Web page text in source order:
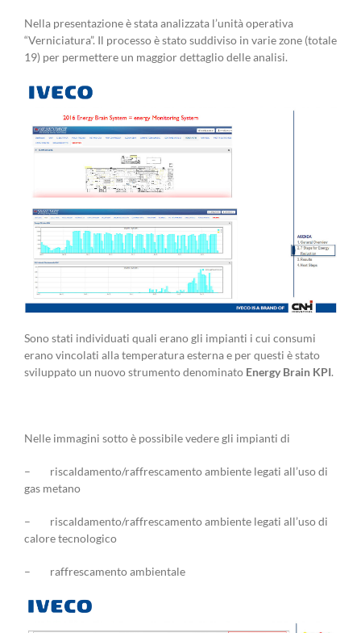
Nella presentazione è stata analizzata l’unità operativa
“Verniciatura”. Il processo è stato suddiviso in varie zone (totale
19) per permettere un maggior dettaglio delle analisi.
Sono stati individuati quali erano gli impianti i cui consumi
erano vincolati alla temperatura esterna e per questi è stato
sviluppato un nuovo strumento denominato Energy Brain KPI.
Nelle immagini sotto è possibile vedere gli impianti di
– riscaldamento/raffrescamento ambiente legati all’uso di
gas metano
– riscaldamento/raffrescamento ambiente legati all’uso di
calore tecnologico
– raffrescamento ambientale